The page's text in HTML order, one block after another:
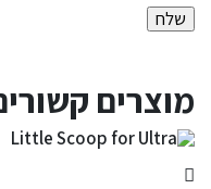
מוצרים קשורים